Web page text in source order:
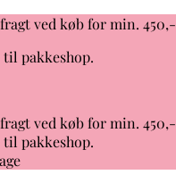
ved køb for min. 450,-
pakkeshop.
ved køb for min. 450,-
pakkeshop.